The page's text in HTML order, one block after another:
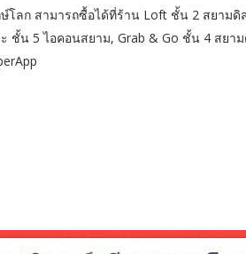
ษ์โลก สามารถซื้อได้ที่ร้าน Loft ชั้น 2 สยาม
ชั้น 5 ไอคอนสยาม, Grab & Go ชั้น 4 สยา